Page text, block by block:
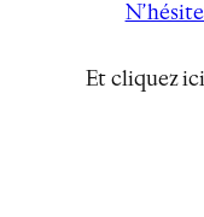
Et cliquez